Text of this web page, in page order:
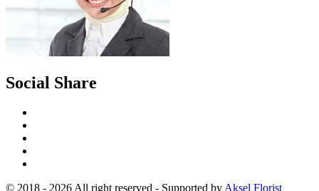
Social Share
© 2018 - 2026 All right reserved - Supported by Aksel Florist